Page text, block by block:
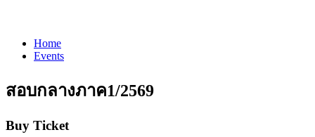
Home
Events
สอบกลางภาค1/2569
Buy Ticket